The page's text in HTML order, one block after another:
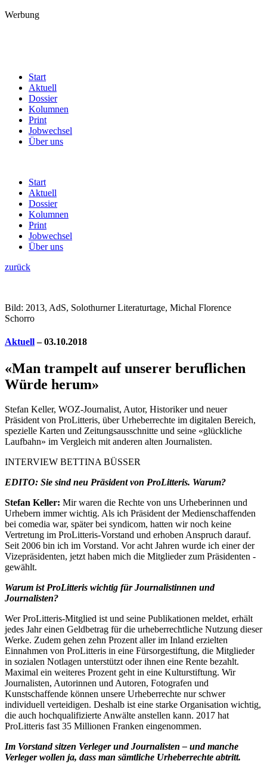
Werbung
Start
Aktuell
Dossier
Kolumnen
Print
Jobwechsel
Über uns
Start
Aktuell
Dossier
Kolumnen
Print
Jobwechsel
Über uns
zurück
Bild: 2013, AdS, Solothurner Literaturtage, Michal Florence
Schorro
Aktuell– 03.10.2018
«Man trampelt auf unserer beruflichen
Würde herum»
Stefan Keller, WOZ-Journalist, Autor, Historiker und neuer
Präsident von ProLitteris, über Urheberrechte im digitalen Bereich,
spezielle Karten und Zeitungsausschnitte und seine «glückliche
Laufbahn» im Vergleich mit anderen alten Journalisten.
INTERVIEW BETTINA BÜSSER
EDITO: Sie sind neu Präsident von ProLitteris. Warum?
Stefan Keller: Mir waren die Rechte von uns Urheberinnen und
Urhebern immer wichtig. Als ich Präsident der Medienschaffenden
bei comedia war, später bei syndicom, hatten wir noch keine
Vertretung im ProLitteris-Vorstand und erhoben Anspruch darauf.
Seit 2006 bin ich im Vorstand. Vor acht Jahren wurde ich einer der
Vizepräsidenten, jetzt haben mich die Mitglieder zum Präsidenten ­
gewählt.
Warum ist ProLitteris wichtig für Journalistinnen und
Journalisten?
Wer ProLitteris-Mitglied ist und seine Publikationen meldet, erhält
jedes Jahr einen Geldbetrag für die urheberrechtliche Nutzung dieser
Werke. Zudem gehen zehn Prozent aller im Inland erzielten
Einnahmen von ProLitteris in eine Fürsorgestiftung, die Mitglieder
in sozialen Notlagen unterstützt oder ihnen eine Rente bezahlt.
Maximal ein weiteres Prozent geht in eine Kulturstiftung. Wir
Journalisten, Autorinnen und Autoren, Fotografen und
Kunstschaffende können unsere Urheberrechte nur schwer
individuell verteidigen. Deshalb ist eine starke Organisation wichtig,
die auch hochqualifizierte Anwälte anstellen kann. 2017 hat
ProLitteris fast 35 Millionen Franken eingenommen.
Im Vorstand sitzen Verleger und Journalisten – und manche
Verleger wollen ja, dass man sämtliche Urheberrechte abtritt.